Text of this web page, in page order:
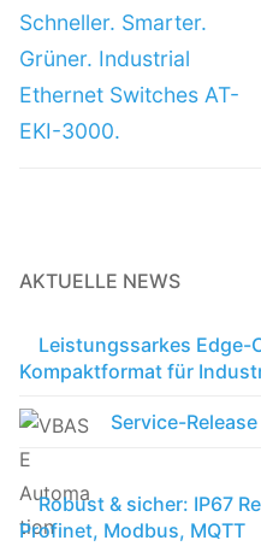
Schneller. Smarter.
Grüner. Industrial
Ethernet Switches AT-
EKI-3000.
AKTUELLE NEWS
Leistungssarkes Edge-
Kompaktformat für
Service-
Robust & sicher: IP67
Profinet, Modbus, MQTT